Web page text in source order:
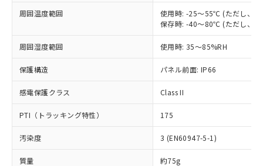
周囲温度範囲
使用時: -25～55℃ (ただし、氷
保存時: -40～80℃ (ただし、氷
周囲湿度範囲 使用時: 35～85%RH
保護構造 パネル前面: IP66
感電保護クラス Class II
PTI（トラッキング特性） 175
汚染度 3 (EN60947-5-1)
質量 約75g
在庫状況および標準価格結果を当社の
事前の承諾なく第三者に漏洩または開
示しないようお願いします。
マイパーツ機能（部品リスト作成サー
ビス）をご利用いただくには、I-Web
メンバーズにご登録されている必要が
あります。
お客様が当ウェブサイト上で当社にご
登録された部品リストについて、当社
および当社の共同利用者が、当社の製
品・サービスに関するお客様との取
引・商談に必要な範囲で利用すること
部品在庫の切り替え状況などにより、予定
月が前後することがあります。
※3 非含有証明書ダウンロード
下記の非含有証明書をダウンロードするこ
「ｅ」：有害物質（10物質）のすべてが基
準値以下であることを示します。
「10」：通常の使用状況下において有害物
質が外部に漏えいし、環境に深刻な影響を
及ぼさない年数を意味します。
「－」：未確認です。当社販売部門へお問
当社は、貴社製品を第三者に販売する
場合は、上記1、2および3の内容を当
該第三者に通知します。また当社は、
販売先および販売に係わる関係者が違
法に輸出するおそれがある場合は、取
り引きをいたしません。
キャンセル
たはお客様担当のオムロン制御
機器販売店・当社販売員にご確
受注生産機種、また在庫状況の
情報を公開していない機種